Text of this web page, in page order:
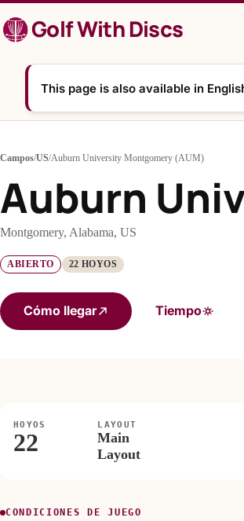
al
contenidoGolf With Discs
This page is also available in
Campos/US/Auburn University Montgomery (AUM)
Auburn
Montgomery, Alabama, US
ABIERTO 22 HOYOS
Cómo llegar Tiempo
HOYOS
22
LAYOUT
Main
Layout
CONDICIONES DE JUEGO